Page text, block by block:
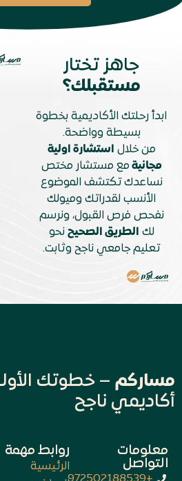
جاهز تختار
مستقبلك؟
ابدأ رحلتك الأكاديمية بخطوة
بسيطة وواضحة.
من خلال استشارة اولية
مجانية مع مستشار مختص
نساعدك تكتشف الموضوع
الأنسب لقدراتك وميولك
نفحص فرص القبول، ونرسم
لك الطريق الصحيح نحو
تعليم جامعي ناجح وثابت.
مساركم – خطوتك
أكاديمي ناجح
معلومات
التواصل
روابط مهمة
الرئيسية